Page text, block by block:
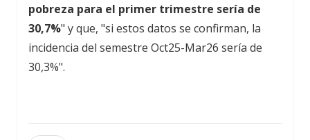
pobreza para el primer trimestre sería de
30,7%" y que, "si estos datos se confirman, la
incidencia del semestre Oct25-Mar26 sería de
30,3%".